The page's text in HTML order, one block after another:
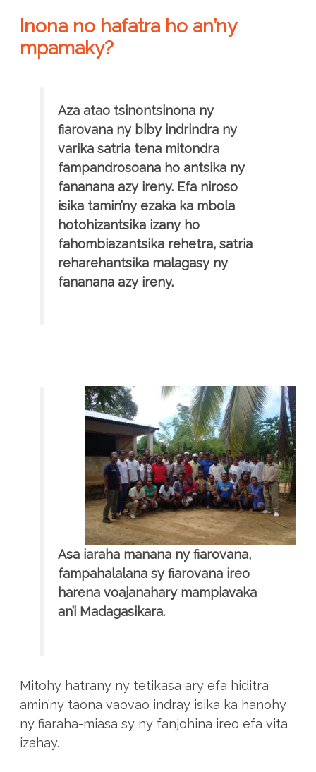
Inona no hafatra ho an’ny
mpamaky?
Aza atao tsinontsinona ny
fiarovana ny biby indrindra ny
varika satria tena mitondra
fampandrosoana ho antsika ny
fananana azy ireny. Efa niroso
isika tamin’ny ezaka ka mbola
hotohizantsika izany ho
fahombiazantsika rehetra, satria
reharehantsika malagasy ny
fananana azy ireny.
Asa iaraha manana ny fiarovana,
fampahalalana sy fiarovana ireo
harena voajanahary mampiavaka
an’i Madagasikara.
Mitohy hatrany ny tetikasa ary efa hiditra
amin’ny taona vaovao indray isika ka hanohy
ny fiaraha-miasa sy ny fanjohina ireo efa vita
izahay.